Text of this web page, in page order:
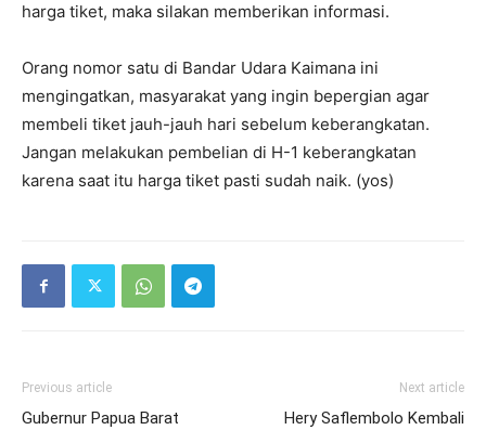
harga tiket, maka silakan memberikan informasi.
Orang nomor satu di Bandar Udara Kaimana ini
mengingatkan, masyarakat yang ingin bepergian agar
membeli tiket jauh-jauh hari sebelum keberangkatan.
Jangan melakukan pembelian di H-1 keberangkatan
karena saat itu harga tiket pasti sudah naik. (yos)
Previous article
Gubernur Papua Barat
Next article
Hery Saflembolo Kembali